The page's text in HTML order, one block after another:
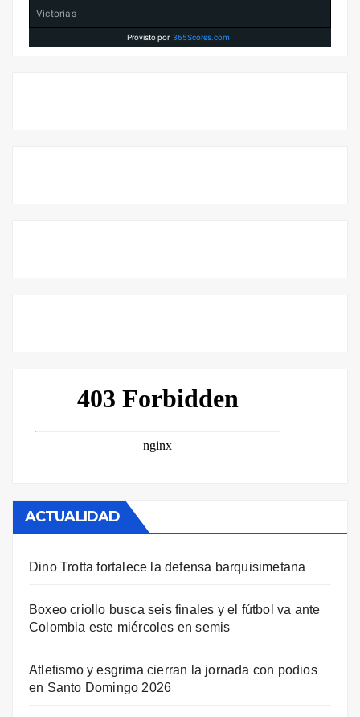
Victorias
Provisto por 365Scores.com
ACTUALIDAD
Dino Trotta fortalece la defensa barquisimetana
Boxeo criollo busca seis finales y el fútbol va ante
Colombia este miércoles en semis
Atletismo y esgrima cierran la jornada con podios
en Santo Domingo 2026